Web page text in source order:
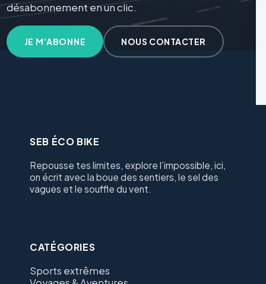
désabonnement en un clic.
JE M’ABONNE NOUS CONTACTER
SEB ÉCO BIKE
Repousse tes limites, explore l’impossible, ici,
on écrit avec la boue des sentiers, le sel des
vagues et le souffle du vent.
CATÉGORIES
Sports extrêmes